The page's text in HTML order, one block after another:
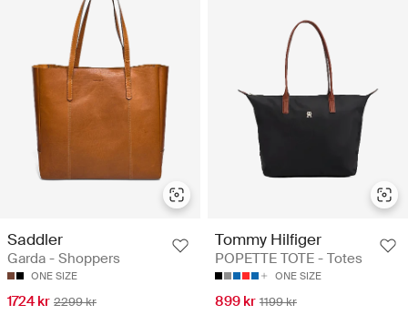
Saddler
Garda - Shoppers
ONE SIZE
1724 kr 2299 kr
Tommy Hilfiger
POPETTE TOTE - Totes
ONE SIZE
899 kr 1199 kr